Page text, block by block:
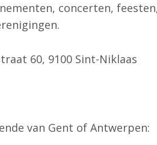
concerten,
60, 9100 Sint-Niklaas
van Gent of Antwerpen: